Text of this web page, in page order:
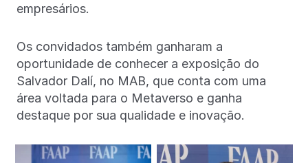
empresários.
Os convidados também ganharam a
oportunidade de conhecer a exposição do
Salvador Dalí, no MAB, que conta com uma
área voltada para o Metaverso e ganha
destaque por sua qualidade e inovação.